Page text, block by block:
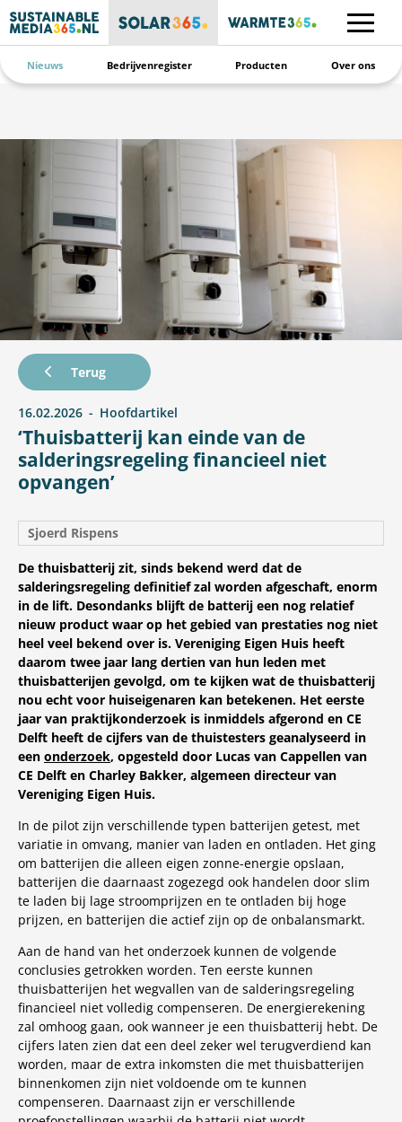
Nieuws Bedrijvenregister Producten Over ons
‘Thuisbatterij kan einde van de
salderingsregeling financieel niet
opvangen’
Terug
16.02.2026 Hoofdartikel
Sjoerd Rispens
De thuisbatterij zit, sinds bekend werd dat de
salderingsregeling definitief zal worden afgeschaft, enorm
in de lift. Desondanks blijft de batterij een nog relatief
nieuw product waar op het gebied van prestaties nog niet
heel veel bekend over is. Vereniging Eigen Huis heeft
daarom twee jaar lang dertien van hun leden met
thuisbatterijen gevolgd, om te kijken wat de thuisbatterij
nou echt voor huiseigenaren kan betekenen. Het eerste
jaar van praktijkonderzoek is inmiddels afgerond en CE
Delft heeft de cijfers van de thuistesters geanalyseerd in
een onderzoek, opgesteld door Lucas van Cappellen van
CE Delft en Charley Bakker, algemeen directeur van
Vereniging Eigen Huis.
In de pilot zijn verschillende typen batterijen getest, met
variatie in omvang, manier van laden en ontladen. Het ging
om batterijen die alleen eigen zonne-energie opslaan,
batterijen die daarnaast zogezegd ook handelen door slim
te laden bij lage stroomprijzen en te ontladen bij hoge
prijzen, en batterijen die actief zijn op de onbalansmarkt.
Aan de hand van het onderzoek kunnen de volgende
conclusies getrokken worden. Ten eerste kunnen
thuisbatterijen het wegvallen van de salderingsregeling
financieel niet volledig compenseren. De energierekening
zal omhoog gaan, ook wanneer je een thuisbatterij hebt. De
cijfers laten zien dat een deel zeker wel terugverdiend kan
worden, maar de extra inkomsten die met thuisbatterijen
binnenkomen zijn niet voldoende om te kunnen
compenseren. Daarnaast zijn er verschillende